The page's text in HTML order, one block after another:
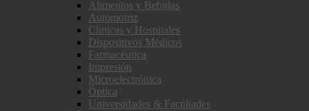
Alimentos y Bebidas
Automotriz
Clinicas y Hospitales
Dispositivos Médicos
Farmacéutica
Impresión
Microelectrónica
Óptica
Universidades & Facultades